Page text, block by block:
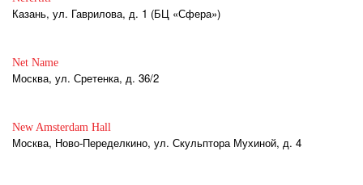
Казань, ул. Гаврилова, д. 1 (БЦ «Сфера»)
Net Name
Москва, ул. Сретенка, д. 36/2
New Amsterdam Hall
Москва, Ново-Переделкино, ул. Скульптора Мухиной, д. 4